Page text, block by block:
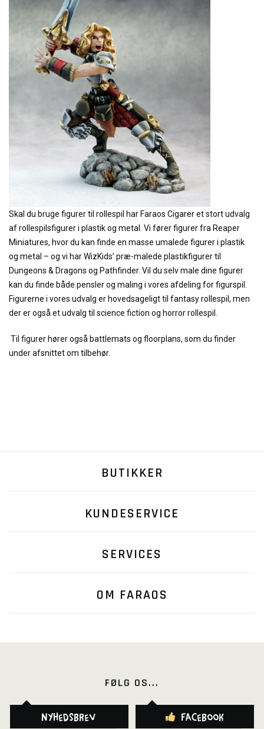
Skal du bruge figurer til rollespil har Faraos Cigarer et stort udvalg
af rollespilsfigurer i plastik og metal. Vi fører figurer fra Reaper
Miniatures, hvor du kan finde en masse umalede figurer i plastik
og metal – og vi har WizKids’ præ-malede plastikfigurer til
Dungeons & Dragons og Pathfinder. Vil du selv male dine figurer
kan du finde både pensler og maling i vores afdeling for figurspil.
Figurerne i vores udvalg er hovedsageligt til fantasy rollespil, men
der er også et udvalg til science fiction og horror rollespil.
Til figurer hører også battlemats og floorplans, som du finder
under afsnittet om tilbehør.
BUTIKKER
KUNDESERVICE
SERVICES
OM FARAOS
FØLG OS...
Nyhedsbrev Facebook